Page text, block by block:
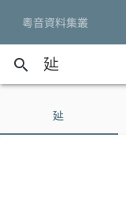
粵音資料集叢
search
㢟